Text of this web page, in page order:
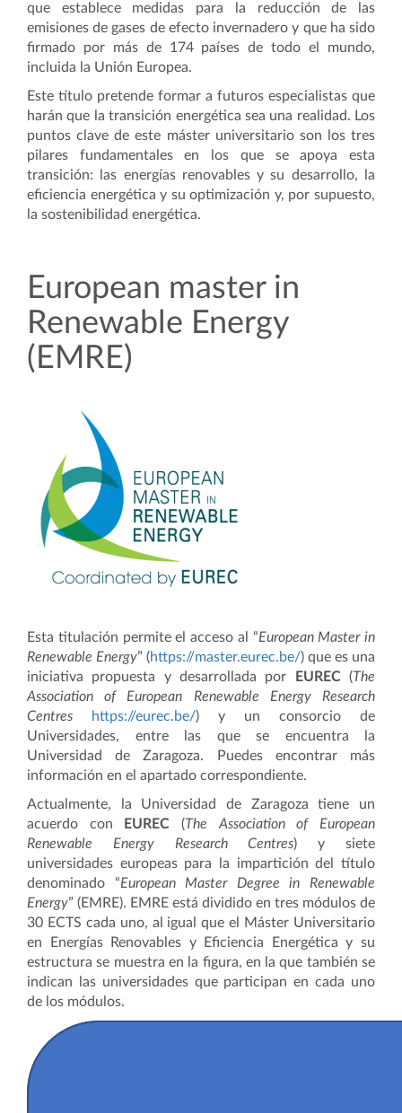
que establece medidas para la reducción de las
emisiones de gases de efecto invernadero y que ha sido
firmado por más de 174 países de todo el mundo,
incluida la Unión Europea.
Este título pretende formar a futuros especialistas que
harán que la transición energética sea una realidad. Los
puntos clave de este máster universitario son los tres
pilares fundamentales en los que se apoya esta
transición: las energías renovables y su desarrollo, la
eficiencia energética y su optimización y, por supuesto,
la sostenibilidad energética.
European master in
Renewable Energy
(EMRE)
Esta titulación permite el acceso al “European Master in
Renewable Energy” (https://master.eurec.be/) que es una
iniciativa propuesta y desarrollada por
EUREC(The
Association of European Renewable Energy Research
Centres
https://eurec.be/) y un consorcio de
Universidades, entre las que se encuentra la
Universidad de Zaragoza. Puedes encontrar más
información en el apartado correspondiente.
Actualmente, la Universidad de Zaragoza tiene un
acuerdo con
EUREC (The Association of European
Renewable Energy Research Centres) y siete
universidades europeas para la impartición del título
denominado “European Master Degree in Renewable
Energy” (EMRE). EMRE está dividido en tres módulos de
30 ECTS cada uno, al igual que el Máster Universitario
en Energías Renovables y Eficiencia Energética y su
estructura se muestra en la figura, en la que también se
indican las universidades que participan en cada uno
de los módulos.